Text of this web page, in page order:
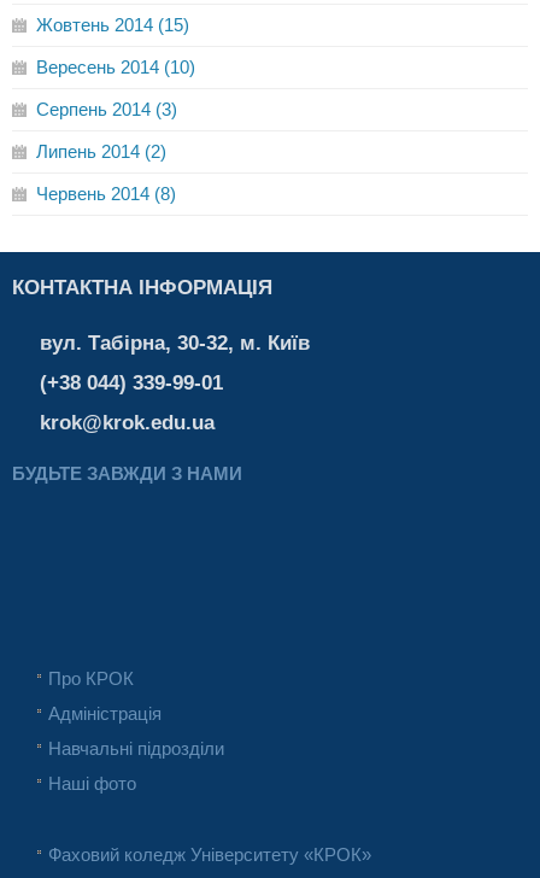
Жовтень 2014 (15)
Вересень 2014 (10)
Серпень 2014 (3)
Липень 2014 (2)
Червень 2014 (8)
КОНТАКТНА ІНФОРМАЦІЯ
вул. Табірна, 30-32, м. Київ
(+38 044) 339-99-01
krok@krok.edu.ua
БУДЬТЕ ЗАВЖДИ З НАМИ
Про КРОК
Адміністрація
Навчальні підрозділи
Наші фото
Фаховий коледж Університету «КРОК»